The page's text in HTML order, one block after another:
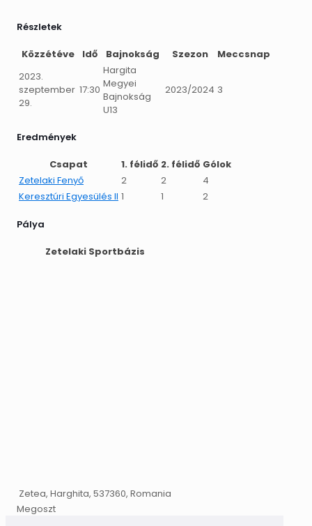
Részletek
Közzétéve Idő Bajnokság Szezon
Meccsnap
2023.
szeptember
29.
17:30
Hargita
Megyei
Bajnokság
U13
2023/2024 3
Eredmények
Csapat 1. félidő 2. félidő Gólok
Zetelaki Fenyő
2 2
4
Keresztúri Egyesülés II 1 1 2
Pálya
Zetelaki Sportbázis
Zetea, Harghita, 537360, Romania
Megoszt